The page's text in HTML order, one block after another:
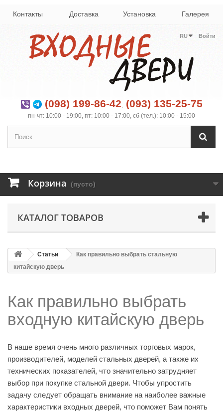
Контакты Доставка Установка Галерея
Войти
RU
(098) 199-86-42, (093) 135-25-75
пн-чт: 10:00 - 19:00, пт: 10:00 - 17:00, сб (тел.): 10:00 - 15:00
Корзина (пусто)
КАТАЛОГ ТОВАРОВ
Статьи
Как правильно выбрать стальную
китайскую дверь
Как правильно выбрать
входную китайскую дверь
В наше время очень много различных торговых марок,
производителей, моделей стальных дверей, а также их
технических показателей, что значительно затрудняет
выбор при покупке стальной двери. Чтобы упростить
задачу следует обращать внимание на наиболее важные
характеристики входных дверей, что поможет Вам понять